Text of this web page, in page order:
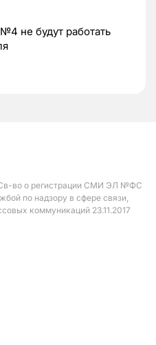
не будут работать
во о регистрации СМИ ЭЛ №ФС
по надзору в сфере связи,
коммуникаций 23.11.2017